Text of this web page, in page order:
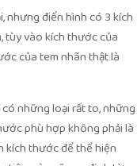
điển hình có 3 kích
tùy vào kích thước của
của tem nhãn thật là
những loại rất to, những
phù hợp không phải là
kích thước để thể hiện